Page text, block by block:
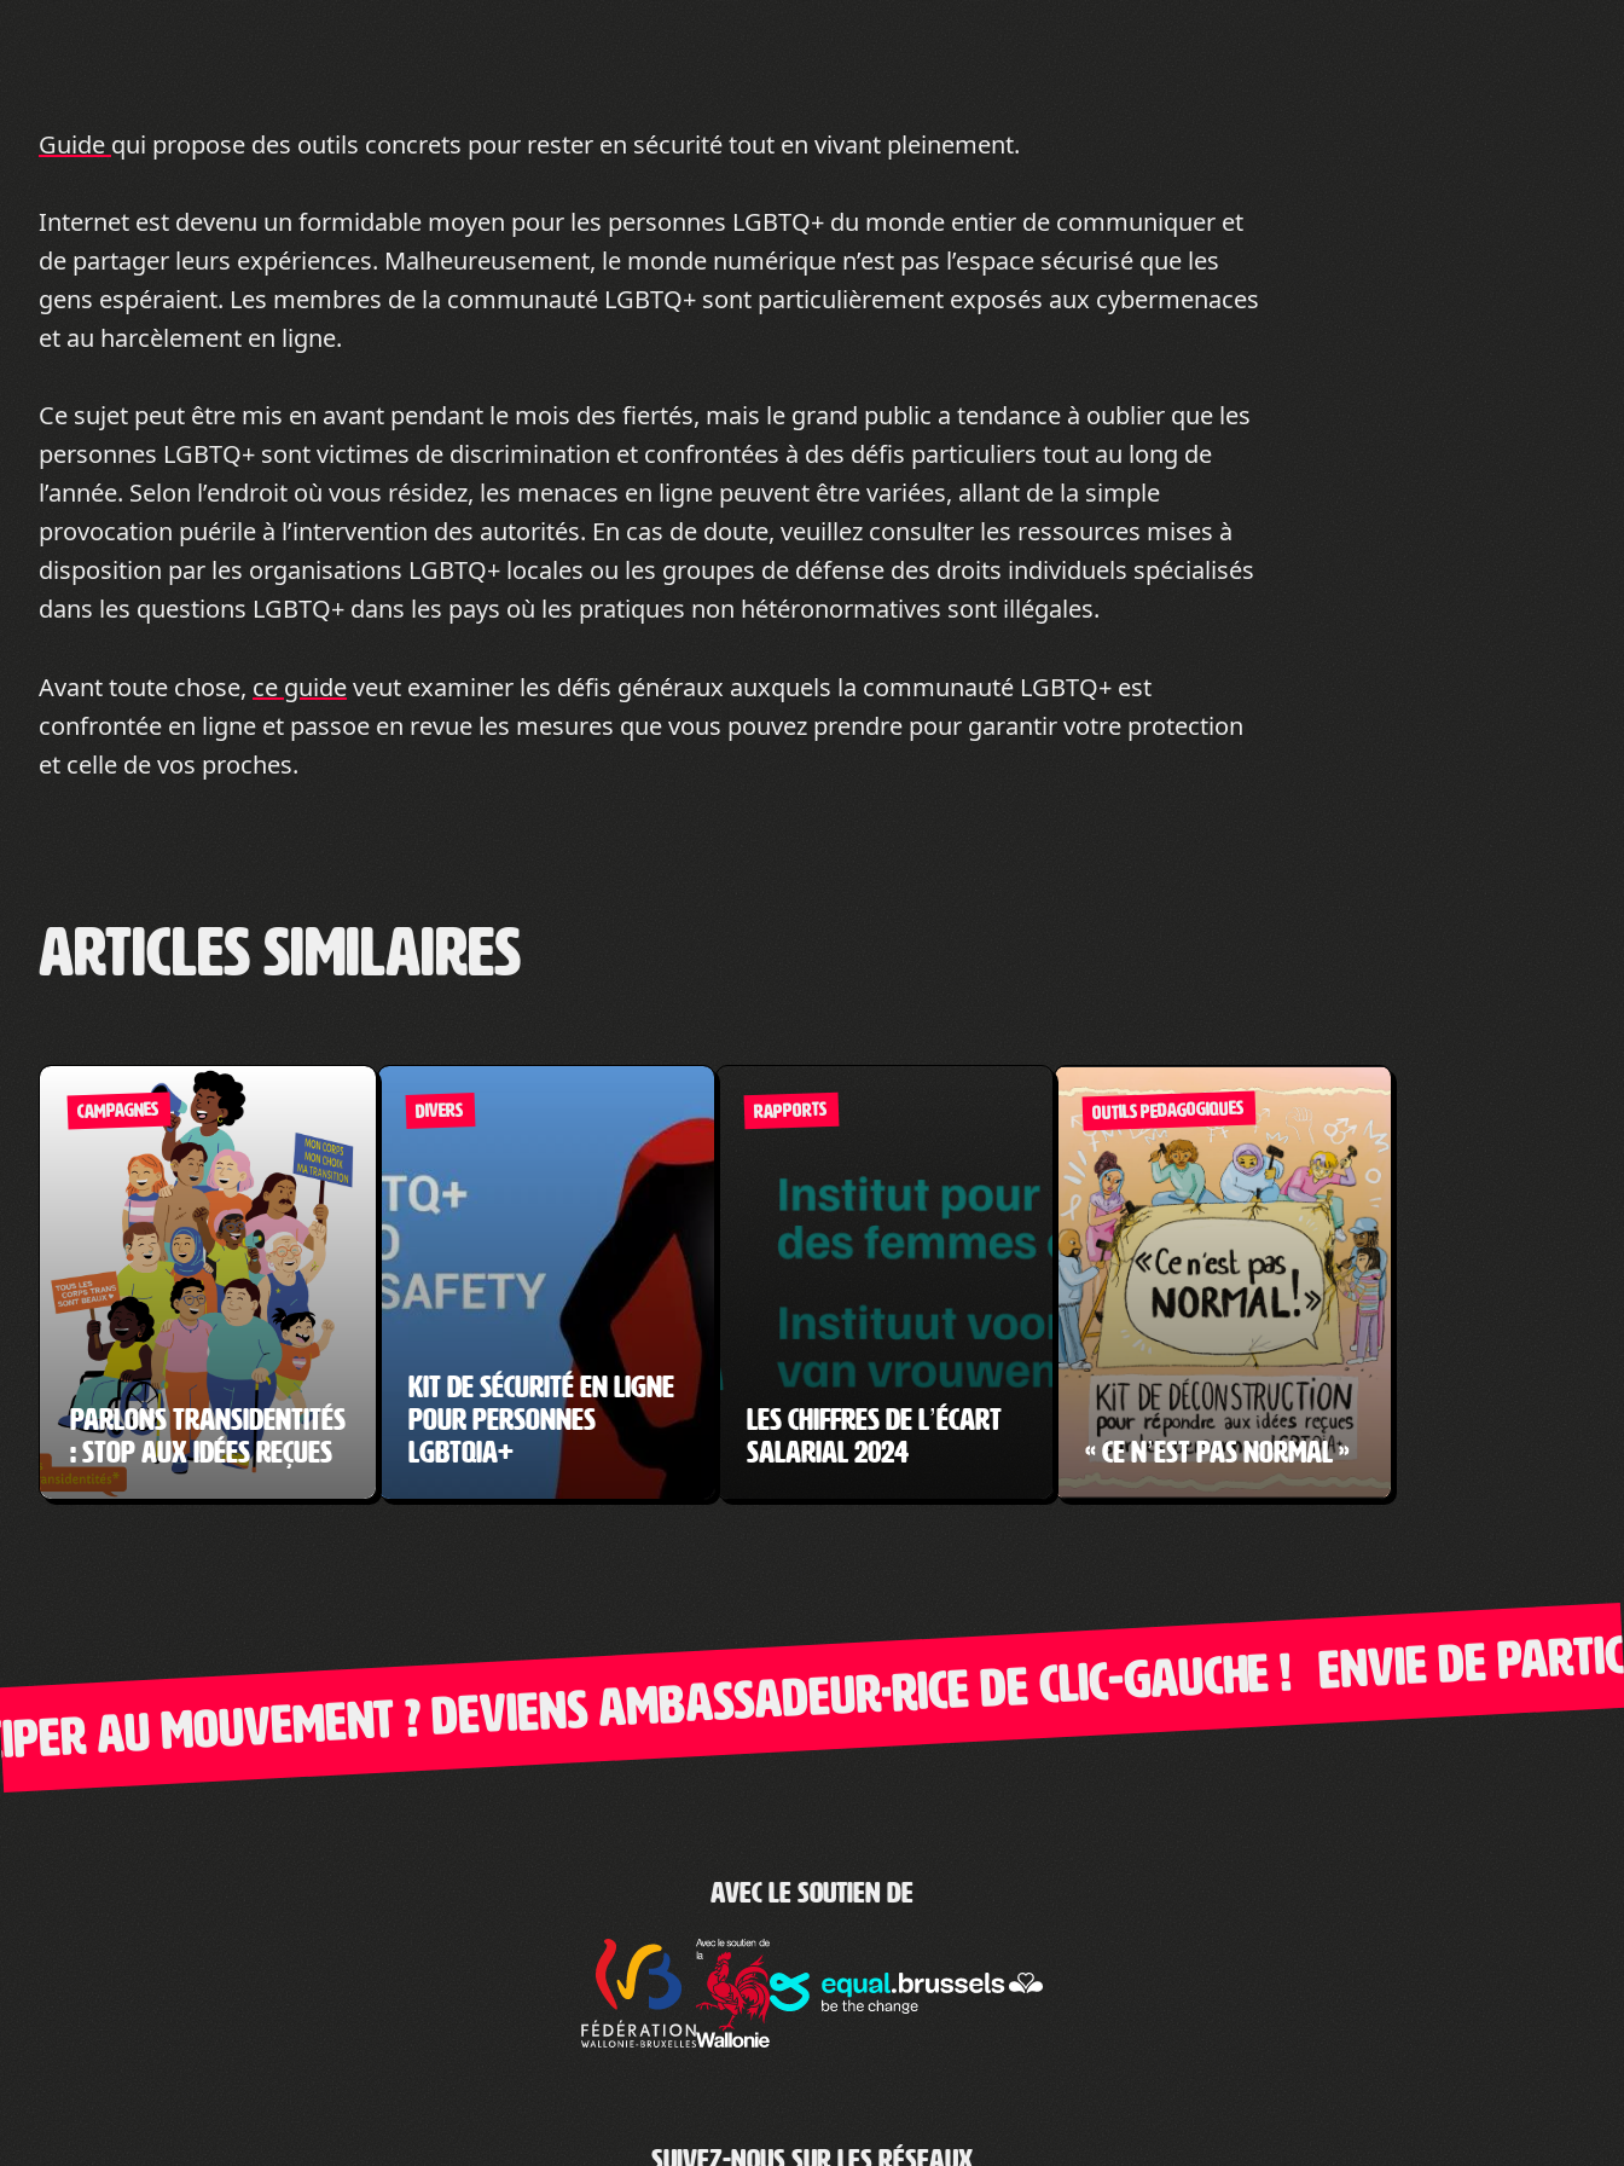
Guide qui propose des outils concrets pour rester en sécurité tout en vivant pleinement.
Internet est devenu un formidable moyen pour les personnes LGBTQ+ du monde entier de communiquer et
de partager leurs expériences. Malheureusement, le monde numérique n’est pas l’espace sécurisé que les
gens espéraient. Les membres de la communauté LGBTQ+ sont particulièrement exposés aux cybermenaces
et au harcèlement en ligne.
Ce sujet peut être mis en avant pendant le mois des fiertés, mais le grand public a tendance à oublier que les
personnes LGBTQ+ sont victimes de discrimination et confrontées à des défis particuliers tout au long de
l’année. Selon l’endroit où vous résidez, les menaces en ligne peuvent être variées, allant de la simple
provocation puérile à l’intervention des autorités. En cas de doute, veuillez consulter les ressources mises à
disposition par les organisations LGBTQ+ locales ou les groupes de défense des droits individuels spécialisés
dans les questions LGBTQ+ dans les pays où les pratiques non hétéronormatives sont illégales.
Avant toute chose, ce guideveut examiner les défis généraux auxquels la communauté LGBTQ+ est
confrontée en ligne et passoe en revue les mesures que vous pouvez prendre pour garantir votre protection
et celle de vos proches.
Articles similaires
CAMPAGNES
Parlons transidentités
: Stop aux idées reçues
DIVERS
Kit de sécurité en ligne
pour personnes
LGBTQIA+
RAPPORTS
Les chiffres de l’écart
salarial 2024
OUTILS PEDAGOGIQUES
« Ce n’est pas normal »
mouvement ? Deviens ambassadeur·rice de Clic-Gauche !
Envie de
Avec le soutien de